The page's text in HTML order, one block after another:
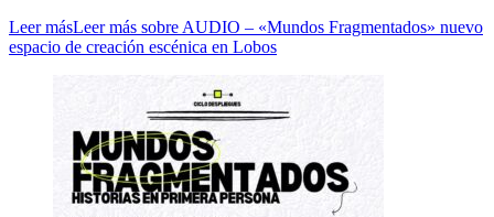
Leer másLeer más sobre AUDIO – «Mundos Fragmentados» nuevo
espacio de creación escénica en Lobos